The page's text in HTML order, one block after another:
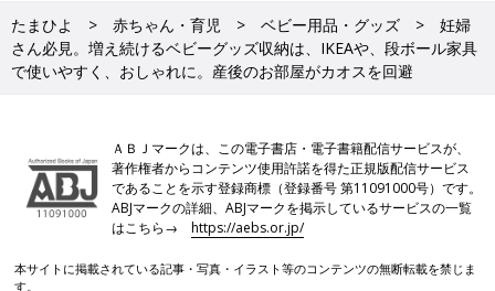
たまひよ 赤ちゃん・育児 ベビー用品・グッズ
妊婦
さん必見。増え続けるベビーグッズ収納は、IKEAや、段ボール家具
で使いやすく、おしゃれに。産後のお部屋がカオスを回避
ＡＢＪマークは、この電子書店・電子書籍配信サービスが、
著作権者からコンテンツ使用許諾を得た正規版配信サービス
であることを示す登録商標（登録番号 第11091000号）です。
ABJマークの詳細、ABJマークを掲示しているサービスの一覧
はこちら→https://aebs.or.jp/
本サイトに掲載されている記事・写真・イラスト等のコンテンツの無断転載を禁じま
す。